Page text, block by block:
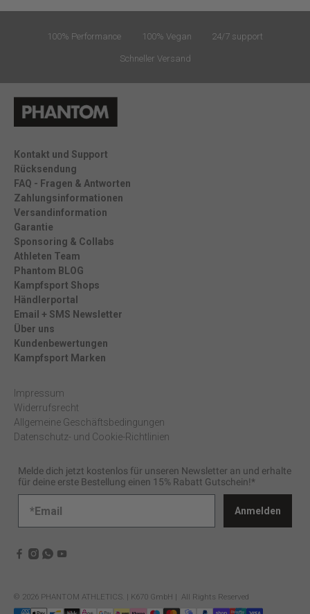
100% Performance 100% Vegan 24/7 support
Schneller Versand
Kontakt und Support
Rücksendung
FAQ - Fragen & Antworten
Zahlungsinformationen
Versandinformation
Garantie
Sponsoring & Collabs
Athleten Team
Phantom BLOG
Kampfsport Shops
Händlerportal
Email + SMS Newsletter
Über uns
Kundenbewertungen
Kampfsport Marken
Impressum
Widerrufsrecht
Allgemeine Geschäftsbedingungen
Datenschutz- und Cookie-Richtlinien
Melde dich jetzt kostenlos für unseren Newsletter an und erhalte
für deine erste Bestellung einen 15% Rabatt Gutschein!*
Anmelden
© 2026 PHANTOM ATHLETICS | K670 GmbH | All Rights Reserved